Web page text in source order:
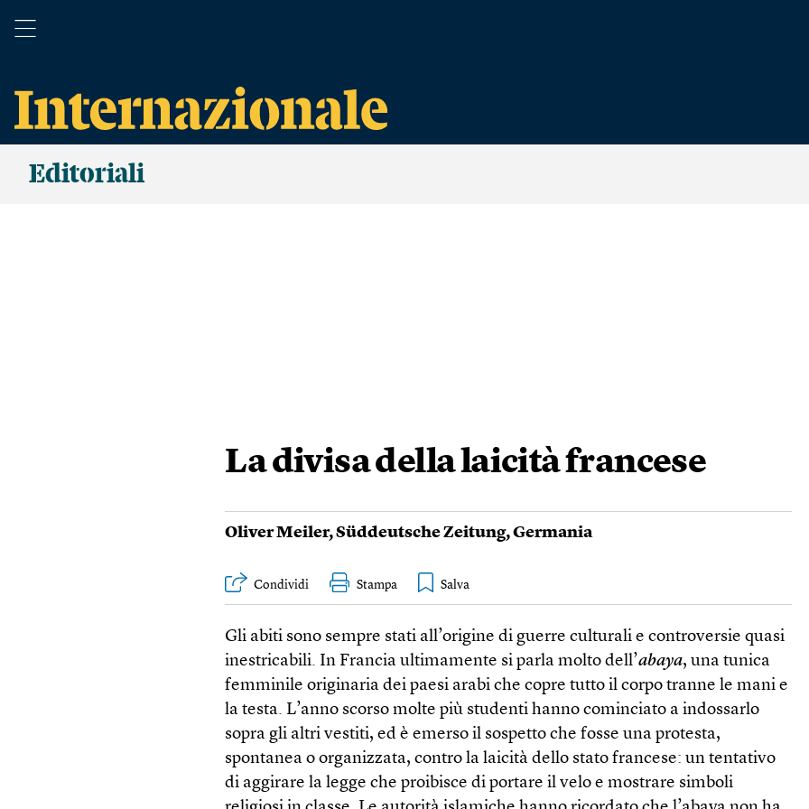
Editoriali
La divisa della laicità francese
Oliver Meiler,Süddeutsche Zeitung,Germania
Condividi Stampa
Gli abiti sono sempre stati all’origine di guerre culturali e controversie quasi
inestricabili. In Francia ultimamente si parla molto dell’abaya, una tunica
femminile originaria dei paesi arabi che copre tutto il corpo tranne le mani e
la testa. L’anno scorso molte più studenti hanno cominciato a indossarlo
sopra gli altri vestiti, ed è emerso il sospetto che fosse una protesta,
spontanea o organizzata, contro la laicità dello stato francese: un tentativo
di aggirare la legge che proibisce di portare il velo e mostrare simboli